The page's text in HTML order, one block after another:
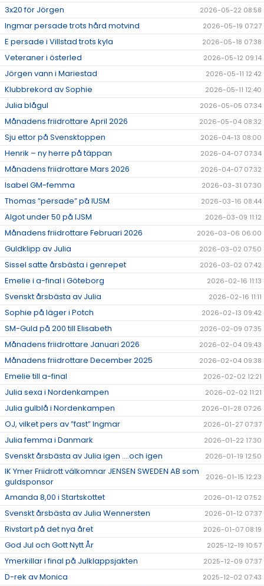
3x20 för Jörgen 2026-05-22 08:58
Ingmar persade trots hård motvind 2026-05-19 07:27
E persade i Villstad trots kyla 2026-05-18 07:38
Veteraner i österled 2026-05-12 09:14
Jörgen vann i Mariestad 2026-05-11 12:42
Klubbrekord av Sophie 2026-05-11 12:40
Julia blågul 2026-05-05 07:34
Månadens friidrottare April 2026 2026-05-04 08:32
Sju ettor på Svensktoppen 2026-04-13 08:00
Henrik – ny herre på täppan 2026-04-07 07:34
Månadens friidrottare Mars 2026 2026-04-07 07:32
Isabel GM-femma 2026-03-31 07:30
Thomas ”persade” på IUSM 2026-03-16 08:44
Algot under 50 på IJSM 2026-03-09 11:12
Månadens friidrottare Februari 2026 2026-03-06 06:00
Guldklipp av Julia 2026-03-02 07:50
Sissel satte årsbästa i genrepet 2026-03-02 07:42
Emelie i a-final i Göteborg 2026-02-16 11:13
Svenskt årsbästa av Julia 2026-02-16 11:11
Sophie på läger i Potch 2026-02-13 09:42
SM-Guld på 200 till Elisabeth 2026-02-09 07:35
Månadens friidrottare Januari 2026 2026-02-04 09:43
Månadens friidrottare December 2025 2026-02-04 09:38
Emelie till a-final 2026-02-02 12:21
Julia sexa i Nordenkampen 2026-02-02 11:21
Julia gulblå i Nordenkampen 2026-01-28 07:26
OJ, vilket pers av ”fast” Ingmar 2026-01-27 07:37
Julia femma i Danmark 2026-01-22 17:30
Svenskt årsbästa av Julia igen ….och igen 2026-01-19 12:50
IK Ymer Friidrott välkomnar JENSEN SWEDEN AB som
guldsponsor
2026-01-15 12:23
Amanda 8,00 i Startskottet 2026-01-12 07:52
Svenskt årsbästa av Julia Wennersten 2026-01-12 07:37
Rivstart på det nya året 2026-01-07 08:19
God Jul och Gott Nytt År 2025-12-19 10:57
Ymerkillar i final på Julklappsjakten 2025-12-09 07:37
D-rek av Monica 2025-12-02 07:43